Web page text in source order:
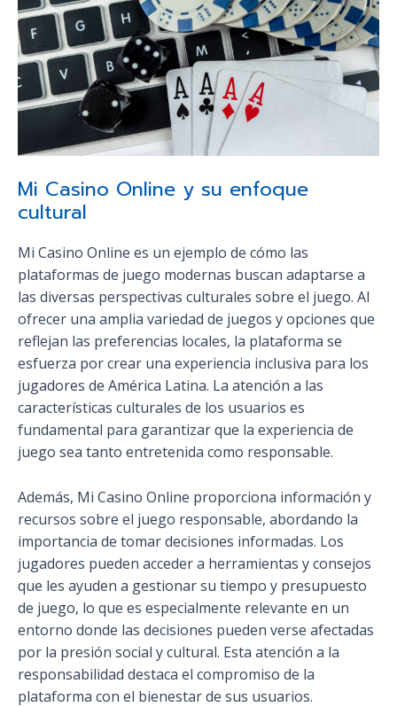
Mi Casino Online y su enfoque
cultural
Mi Casino Online es un ejemplo de cómo las
plataformas de juego modernas buscan adaptarse a
las diversas perspectivas culturales sobre el juego. Al
ofrecer una amplia variedad de juegos y opciones que
reflejan las preferencias locales, la plataforma se
esfuerza por crear una experiencia inclusiva para los
jugadores de América Latina. La atención a las
características culturales de los usuarios es
fundamental para garantizar que la experiencia de
juego sea tanto entretenida como responsable.
Además, Mi Casino Online proporciona información y
recursos sobre el juego responsable, abordando la
importancia de tomar decisiones informadas. Los
jugadores pueden acceder a herramientas y consejos
que les ayuden a gestionar su tiempo y presupuesto
de juego, lo que es especialmente relevante en un
entorno donde las decisiones pueden verse afectadas
por la presión social y cultural. Esta atención a la
responsabilidad destaca el compromiso de la
plataforma con el bienestar de sus usuarios.